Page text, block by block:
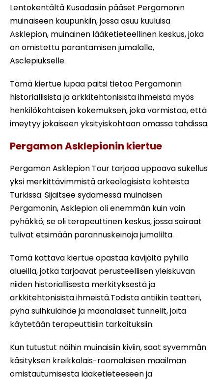
Lentokentältä Kusadasiin pääset Pergamonin
muinaiseen kaupunkiin, jossa asuu kuuluisa
Asklepion, muinainen lääketieteellinen keskus, joka
on omistettu parantamisen jumalalle,
Asclepiukselle.
Tämä kiertue lupaa paitsi tietoa Pergamonin
historiallisista ja arkkitehtonisista ihmeistä myös
henkilökohtaisen kokemuksen, joka varmistaa, että
imeytyy jokaiseen yksityiskohtaan omassa tahdissa.
Pergamon Asklepionin kiertue
Pergamon Asklepion Tour tarjoaa uppoava sukellus
yksi merkittävimmistä arkeologisista kohteista
Turkissa. Sijaitsee sydämessä muinaisen
Pergamonin, Asklepion oli enemmän kuin vain
pyhäkkö; se oli terapeuttinen keskus, jossa sairaat
tulivat etsimään parannuskeinoja jumalilta.
Tämä kattava kiertue opastaa kävijöitä pyhillä
alueilla, jotka tarjoavat perusteellisen yleiskuvan
niiden historiallisesta merkityksestä ja
arkkitehtonisista ihmeistä.Todista antiikin teatteri,
pyhä suihkulähde ja maanalaiset tunnelit, joita
käytetään terapeuttisiin tarkoituksiin.
Kun tutustut näihin muinaisiin kiviin, saat syvemmän
käsityksen kreikkalais-roomalaisen maailman
omistautumisesta lääketieteeseen ja